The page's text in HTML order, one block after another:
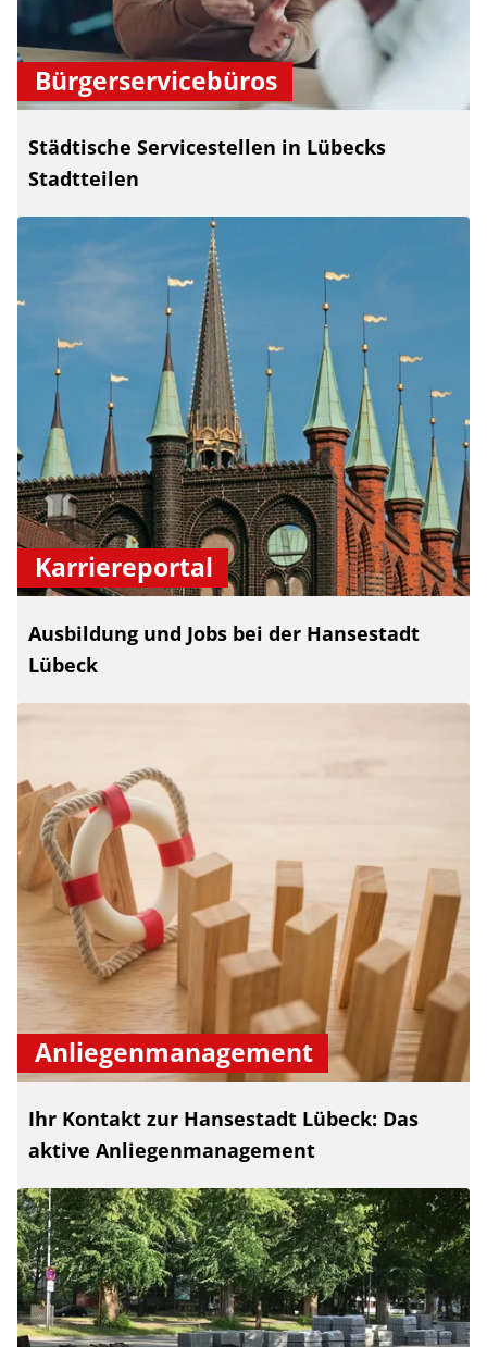
Bürgerservicebüros
Städtische Servicestellen in Lübecks
Stadtteilen
Karriereportal
Ausbildung und Jobs bei der Hansestadt
Lübeck
Anliegenmanagement
Ihr Kontakt zur Hansestadt Lübeck: Das
aktive Anliegenmanagement